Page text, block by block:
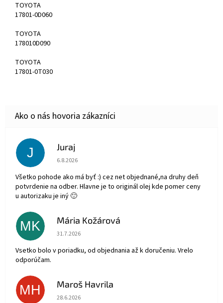
TOYOTA
17801-0D060
TOYOTA
178010D090
TOYOTA
17801-0T030
J Juraj
Hodnotenie obchodu je 5 z 5 hviezdičiek.
6.8.2026
Všetko pohode ako má byť :) cez net objednané,na druhy deň
potvrdenie na odber. Hlavne je to originál olej kde pomer ceny
u autorizaku je iný 🙂
MK Mária Kožárová
Hodnotenie obchodu je 5 z 5 hviezdičiek.
31.7.2026
Vsetko bolo v poriadku, od objednania až k doručeniu. Vrelo
odporúčam.
MH Maroš Havrila
Hodnotenie obchodu je 5 z 5 hviezdičiek.
28.6.2026